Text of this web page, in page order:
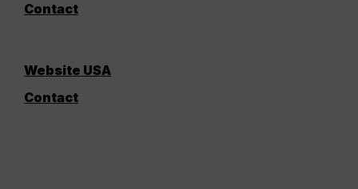
Contact
Website USA
Contact